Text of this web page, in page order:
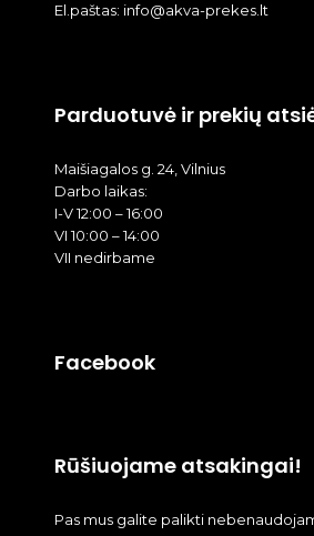
El.paštas: info@akva-prekes.lt
Parduotuvė ir prekių
Maišiagalos g. 24, Vilnius
Darbo laikas:
I-V 12:00 – 16:00
VI 10:00 – 14:00
VII nedirbame
Facebook
Rūšiuojame atsakingai!
Pas mus galite palikti